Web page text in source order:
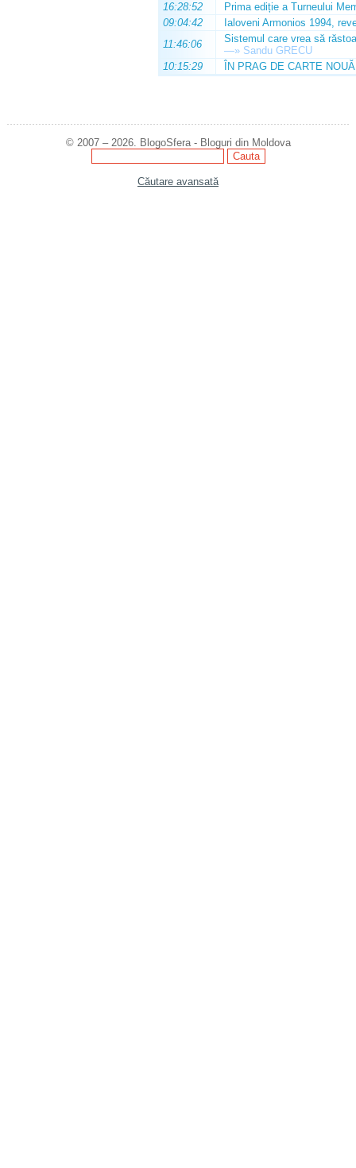
16:28:52
Prima ediție a Turneului
09:04:42
Ialoveni Armonios 1994,
11:46:06
Sistemul care vrea să
—» Sandu GRECU
10:15:29
ÎN PRAG DE CARTE NOUĂ
© 2007 – 2026. BlogoSfera - Bloguri din Moldova
Căutare avansată